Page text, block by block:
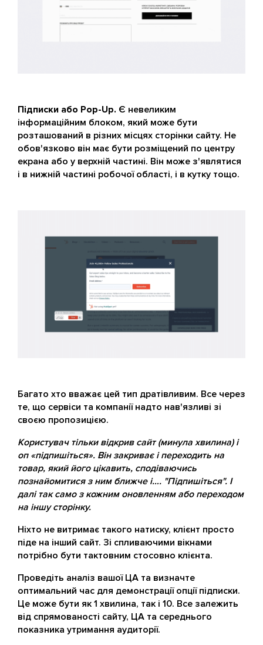
Підписки або Pop-Up. Є невеликим
інформаційним блоком, який може бути
розташований в різних місцях сторінки сайту. Не
обов'язково він має бути розміщений по центру
екрана або у верхній частині. Він може з'являтися
і в нижній частині робочої області, і в кутку тощо.
Багато хто вважає цей тип дратівливим. Все через
те, що сервіси та компанії надто нав'язливі зі
своєю пропозицією.
Користувач тільки відкрив сайт (минула хвилина) і
оп «підпишіться». Він закриває і переходить на
товар, який його цікавить, сподіваючись
познайомитися з ним ближче і…. "Підпишіться". І
далі так само з кожним оновленням або переходом
на іншу сторінку.
Ніхто не витримає такого натиску, клієнт просто
піде на інший сайт. Зі спливаючими вікнами
потрібно бути тактовним стосовно клієнта.
Проведіть аналіз вашої ЦА та визначте
оптимальний час для демонстрації опції підписки.
Це може бути як 1 хвилина, так і 10. Все залежить
від спрямованості сайту, ЦА та середнього
показника утримання аудиторії.